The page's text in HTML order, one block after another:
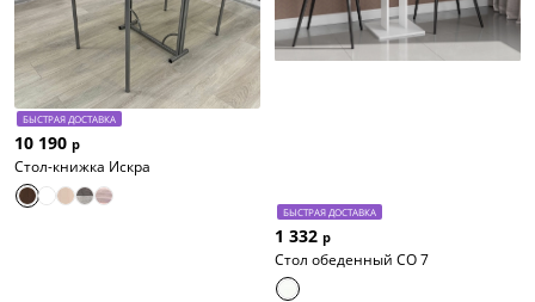
БЫСТРАЯ ДОСТАВКА
10 190 р
Стол-книжка Искра
БЫСТРАЯ ДОСТАВКА
1 332 р
Стол обеденный СО 7